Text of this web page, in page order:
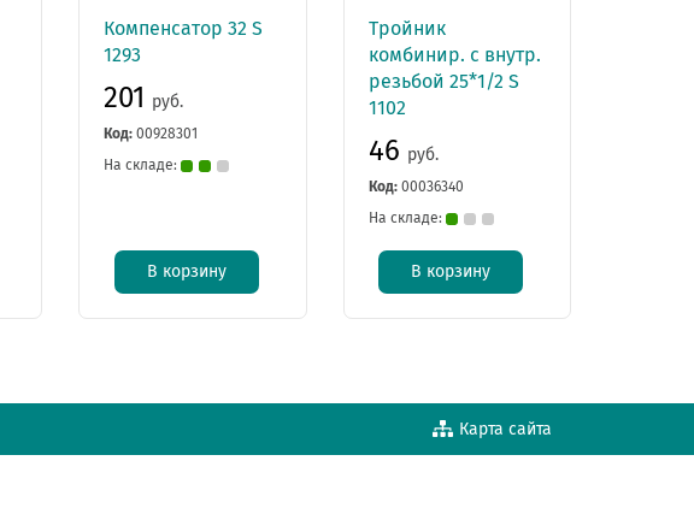
Компенсатор 32 S
1293
201 руб.
Код:00928301
На складе:
В корзину
Тройник
комбинир. с внутр.
резьбой 25*1/2 S
1102
46 руб.
Код: 00036340
На складе:
В корзину
Карта сайта